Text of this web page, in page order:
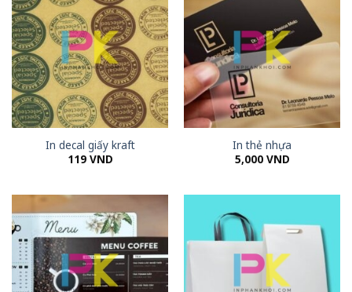
In decal giấy kraft
119 VND
In thẻ nhựa
5,000 VND